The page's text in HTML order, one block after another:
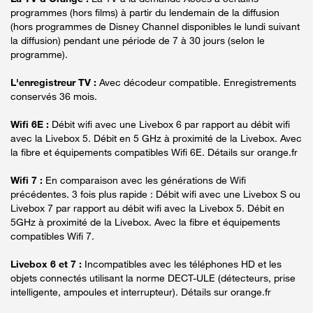
programmes (hors films) à partir du lendemain de la diffusion
(hors programmes de Disney Channel disponibles le lundi suivant
la diffusion) pendant une période de 7 à 30 jours (selon le
programme).
L'enregistreur TV : Avec décodeur compatible. Enregistrements
conservés 36 mois.
Wifi 6E : Débit wifi avec une Livebox 6 par rapport au débit wifi
avec la Livebox 5. Débit en 5 GHz à proximité de la Livebox. Avec
la fibre et équipements compatibles Wifi 6E. Détails sur orange.fr
Wifi 7 : En comparaison avec les générations de Wifi
précédentes. 3 fois plus rapide : Débit wifi avec une Livebox S ou
Livebox 7 par rapport au débit wifi avec la Livebox 5. Débit en
5GHz à proximité de la Livebox. Avec la fibre et équipements
compatibles Wifi 7.
Livebox 6 et 7 : Incompatibles avec les téléphones HD et les
objets connectés utilisant la norme DECT-ULE (détecteurs, prise
intelligente, ampoules et interrupteur). Détails sur orange.fr